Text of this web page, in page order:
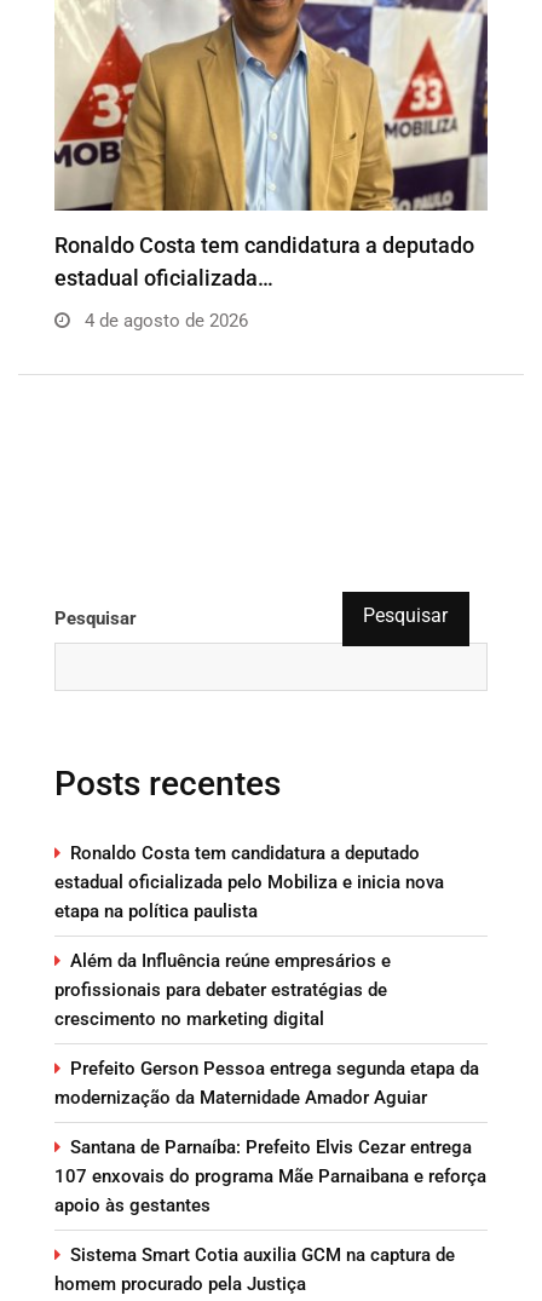
Além da Influência reúne empresários e
profissionais para…
4 de agosto de 2026
Pesquisar Pesquisar
Posts recentes
Ronaldo Costa tem candidatura a deputado
estadual oficializada pelo Mobiliza e inicia nova
etapa na política paulista
Além da Influência reúne empresários e
profissionais para debater estratégias de
crescimento no marketing digital
Prefeito Gerson Pessoa entrega segunda etapa da
modernização da Maternidade Amador Aguiar
Santana de Parnaíba: Prefeito Elvis Cezar entrega
107 enxovais do programa Mãe Parnaibana e reforça
apoio às gestantes
Sistema Smart Cotia auxilia GCM na captura de
homem procurado pela Justiça